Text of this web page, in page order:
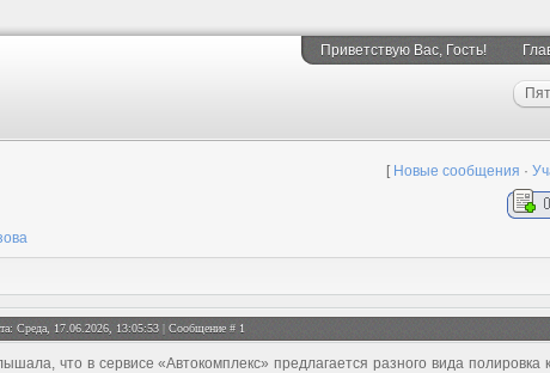
Приветствую Вас, Гость!
[ Новые сообщения ·
Среда, 17.06.2026, 13:05:53 | Сообщение # 1
что в сервисе «Автокомплекс» предлагается разного вида полировка